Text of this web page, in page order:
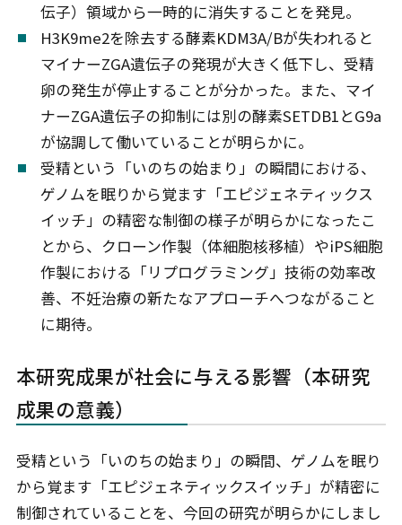
伝子）領域から一時的に消失することを発見。
H3K9me2を除去する酵素KDM3A/Bが失われると
マイナーZGA遺伝子の発現が大きく低下し、受精
卵の発生が停止することが分かった。また、マイ
ナーZGA遺伝子の抑制には別の酵素SETDB1とG9a
が協調して働いていることが明らかに。
受精という「いのちの始まり」の瞬間における、
ゲノムを眠りから覚ます「エピジェネティックス
イッチ」の精密な制御の様子が明らかになったこ
とから、クローン作製（体細胞核移植）やiPS細胞
作製における「リプログラミング」技術の効率改
善、不妊治療の新たなアプローチへつながること
に期待。
本研究成果が社会に与える影響（本研究
成果の意義）
受精という「いのちの始まり」の瞬間、ゲノムを眠り
から覚ます「エピジェネティックスイッチ」が精密に
制御されていることを、今回の研究が明らかにしまし